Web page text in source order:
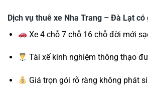
Dịch vụ thuê xe Nha Trang – Đà Lạt có
Xe 4 chỗ 7 chỗ 16 chỗ đời mới
Tài xế kinh nghiệm thông thạo
Giá trọn gói rõ ràng không phát